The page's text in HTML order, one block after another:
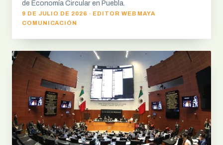
de Economía Circular en Puebla.
9 DE JULIO DE 2026 · EDITOR WEB MAYA
COMUNICACIÓN